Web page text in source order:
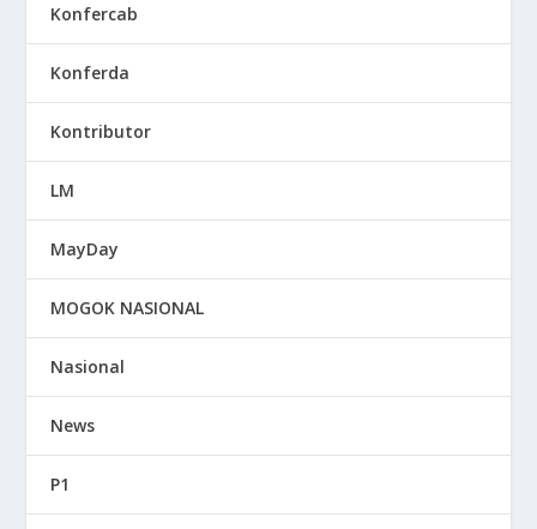
Konfercab
Konferda
Kontributor
LM
MayDay
MOGOK NASIONAL
Nasional
News
P1